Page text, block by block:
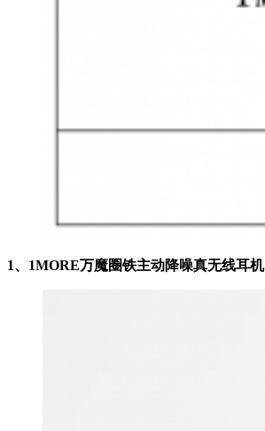
1、1MORE万魔圈铁主动降噪真无线耳机